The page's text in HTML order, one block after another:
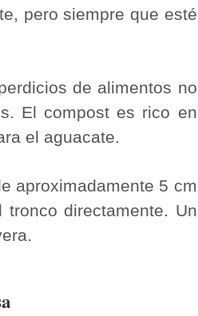
pero siempre que esté
de alimentos no
El compost es rico en
el aguacate.
aproximadamente 5 cm
directamente. Un